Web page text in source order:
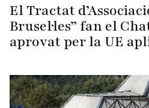
El Tractat
Brusel·les” fan el
aprovat per la UE